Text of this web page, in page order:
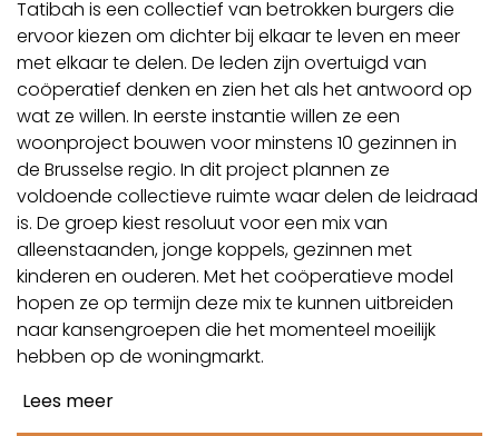
Tatibah is een collectief van betrokken burgers die
ervoor kiezen om dichter bij elkaar te leven en meer
met elkaar te delen. De leden zijn overtuigd van
coöperatief denken en zien het als het antwoord op
wat ze willen. In eerste instantie willen ze een
woonproject bouwen voor minstens 10 gezinnen in
de Brusselse regio. In dit project plannen ze
voldoende collectieve ruimte waar delen de leidraad
is. De groep kiest resoluut voor een mix van
alleenstaanden, jonge koppels, gezinnen met
kinderen en ouderen. Met het coöperatieve model
hopen ze op termijn deze mix te kunnen uitbreiden
naar kansengroepen die het momenteel moeilijk
hebben op de woningmarkt.
Lees meer